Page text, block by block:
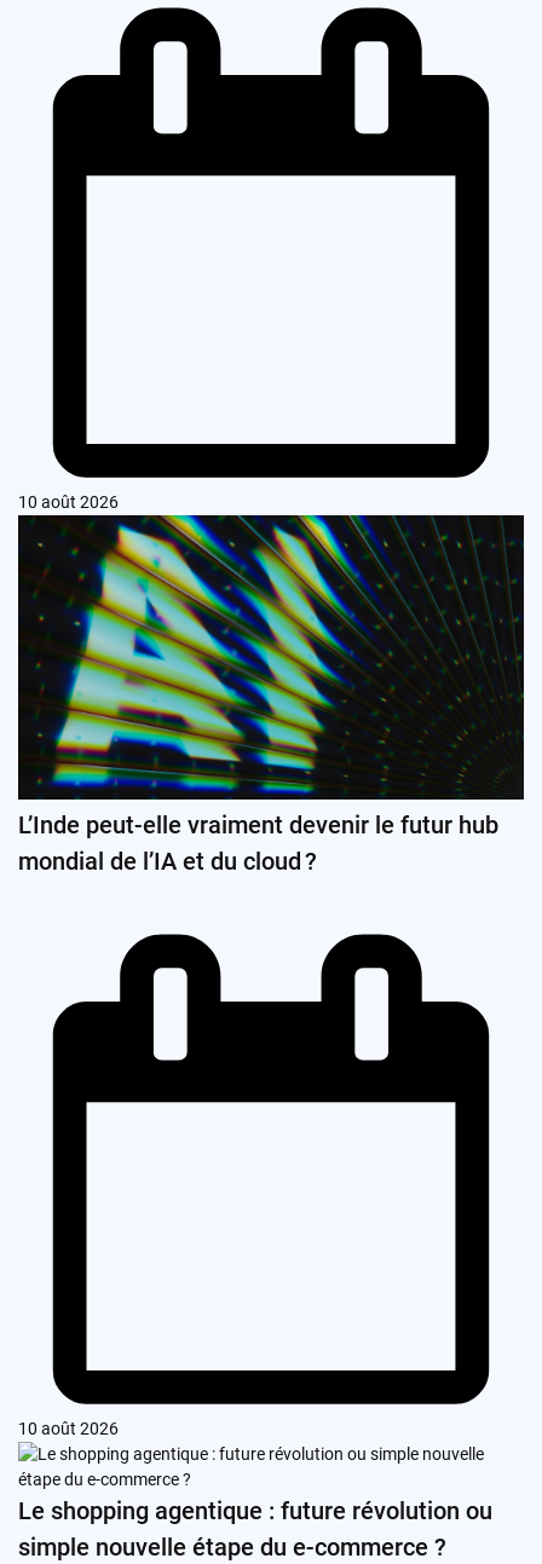
10 août 2026
L’Inde peut-elle vraiment devenir le futur hub
mondial de l’IA et du cloud ?
10 août 2026
Le shopping agentique : future révolution ou
simple nouvelle étape du e-commerce ?